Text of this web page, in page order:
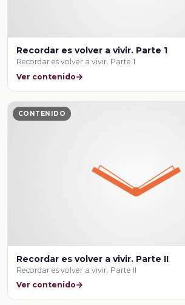
Recordar es volver a vivir. Parte 1
Recordar es volver a vivir. Parte 1
Ver contenido
CONTENIDO
Recordar es volver a vivir. Parte II
Recordar es volver a vivir. Parte II
Ver contenido